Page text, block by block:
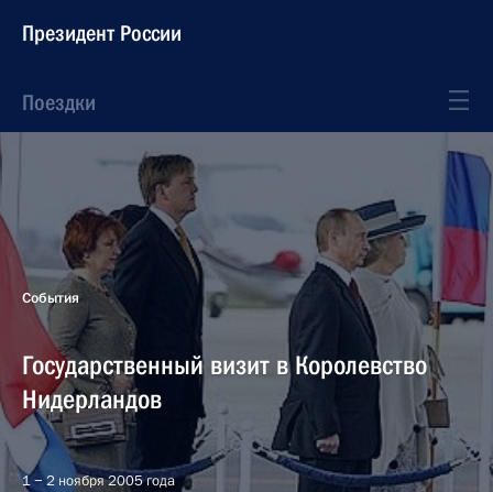
Президент России
Поездки
События
Государственный визит в Королевство
Нидерландов
1 − 2 ноября 2005 года